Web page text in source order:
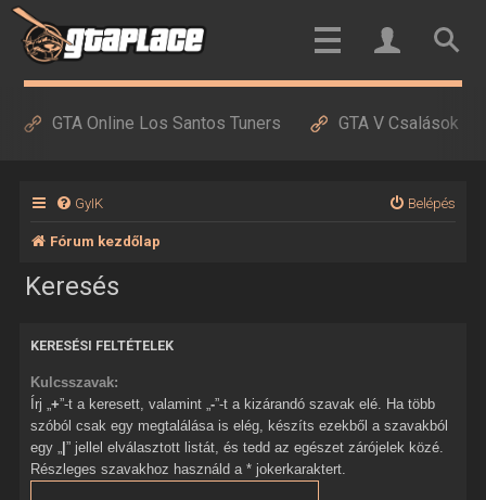
GTA Online Los Santos Tuners GTA V Csalások
GyIK Belépés
Fórum kezdőlap
Keresés
KERESÉSI FELTÉTELEK
Kulcsszavak:
Írj „ +”-t a keresett, valamint „ -”-t a kizárandó szavak elé. Ha több
szóból csak egy megtalálása is elég, készíts ezekből a szavakból
egy „ |” jellel elválasztott listát, és tedd az egészet zárójelek közé.
Részleges szavakhoz használd a * jokerkaraktert.